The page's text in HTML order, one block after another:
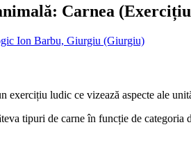
Carnea
Ion Barbu, Giurgiu (Giurgiu)
exercițiu ludic ce vizează aspecte ale
tipuri de carne în funcție de categoria